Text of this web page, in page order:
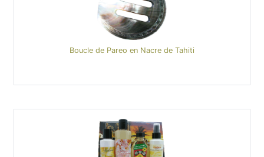
Boucle de Pareo en Nacre de Tahiti